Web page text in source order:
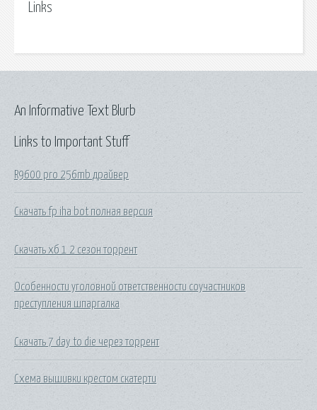
Links
Links to Important Stuff
R9600 pro 256mb драйвер
Скачать fp iha bot полная версия
Скачать хб 1 2 сезон торрент
Особенности уголовной ответственности соучастников
преступления шпаргалка
Скачать 7 day to die через торрент
Схема вышивки крестом скатерти
An Informative Text Blurb